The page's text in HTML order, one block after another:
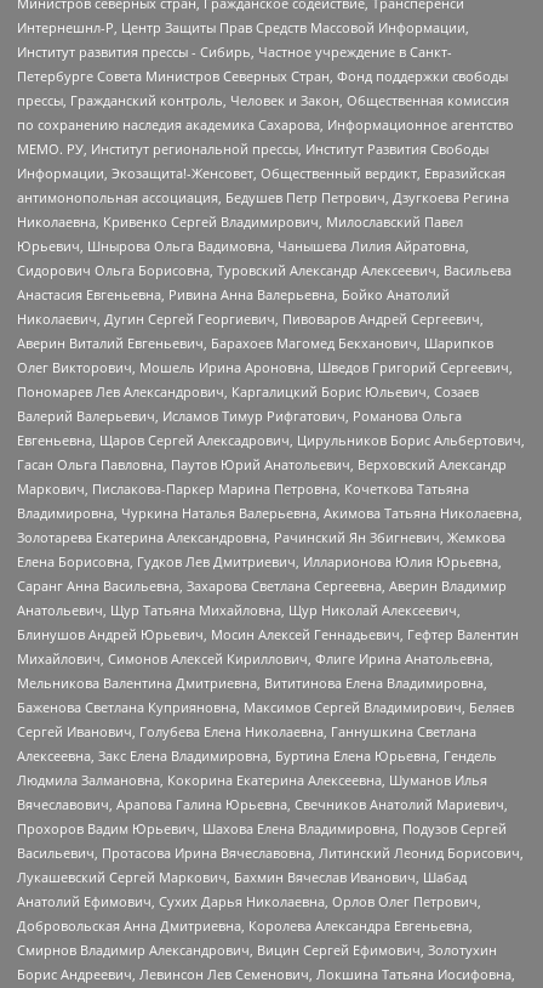
Интернешнл-Р, Центр Защиты Прав Средств Массовой Информации,
Институт развития прессы - Сибирь, Частное учреждение в Санкт-
Петербурге Совета Министров Северных Стран, Фонд поддержки свободы
прессы, Гражданский контроль, Человек и Закон, Общественная комиссия
по сохранению наследия академика Сахарова, Информационное агентство
МЕМО. РУ, Институт региональной прессы, Институт Развития Свободы
Информации, Экозащита!-Женсовет, Общественный вердикт, Евразийская
антимонопольная ассоциация, Бедушев Петр Петрович, Дзугкоева Регина
Николаевна, Кривенко Сергей Владимирович, Милославский Павел
Юрьевич, Шнырова Ольга Вадимовна, Чанышева Лилия Айратовна,
Сидорович Ольга Борисовна, Туровский Александр Алексеевич, Васильева
Анастасия Евгеньевна, Ривина Анна Валерьевна, Бойко Анатолий
Николаевич, Дугин Сергей Георгиевич, Пивоваров Андрей Сергеевич,
Аверин Виталий Евгеньевич, Барахоев Магомед Бекханович, Шарипков
Олег Викторович, Мошель Ирина Ароновна, Шведов Григорий Сергеевич,
Пономарев Лев Александрович, Каргалицкий Борис Юльевич, Созаев
Валерий Валерьевич, Исламов Тимур Рифгатович, Романова Ольга
Евгеньевна, Щаров Сергей Алексадрович, Цирульников Борис Альбертович,
Гасан Ольга Павловна, Паутов Юрий Анатольевич, Верховский Александр
Маркович, Пислакова-Паркер Марина Петровна, Кочеткова Татьяна
Владимировна, Чуркина Наталья Валерьевна, Акимова Татьяна Николаевна,
Золотарева Екатерина Александровна, Рачинский Ян Збигневич, Жемкова
Елена Борисовна, Гудков Лев Дмитриевич, Илларионова Юлия Юрьевна,
Саранг Анна Васильевна, Захарова Светлана Сергеевна, Аверин Владимир
Анатольевич, Щур Татьяна Михайловна, Щур Николай Алексеевич,
Блинушов Андрей Юрьевич, Мосин Алексей Геннадьевич, Гефтер Валентин
Михайлович, Симонов Алексей Кириллович, Флиге Ирина Анатольевна,
Мельникова Валентина Дмитриевна, Вититинова Елена Владимировна,
Баженова Светлана Куприяновна, Максимов Сергей Владимирович, Беляев
Сергей Иванович, Голубева Елена Николаевна, Ганнушкина Светлана
Алексеевна, Закс Елена Владимировна, Буртина Елена Юрьевна, Гендель
Людмила Залмановна, Кокорина Екатерина Алексеевна, Шуманов Илья
Вячеславович, Арапова Галина Юрьевна, Свечников Анатолий Мариевич,
Прохоров Вадим Юрьевич, Шахова Елена Владимировна, Подузов Сергей
Васильевич, Протасова Ирина Вячеславовна, Литинский Леонид Борисович,
Лукашевский Сергей Маркович, Бахмин Вячеслав Иванович, Шабад
Анатолий Ефимович, Сухих Дарья Николаевна, Орлов Олег Петрович,
Добровольская Анна Дмитриевна, Королева Александра Евгеньевна,
Смирнов Владимир Александрович, Вицин Сергей Ефимович, Золотухин
Борис Андреевич, Левинсон Лев Семенович, Локшина Татьяна Иосифовна,